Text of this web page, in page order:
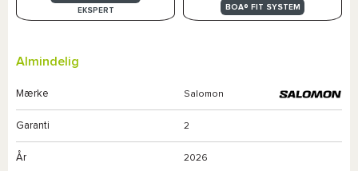
EKSPERT
BOA® FIT SYSTEM
Almindelig
Mærke Salomon
Garanti 2
År 2026